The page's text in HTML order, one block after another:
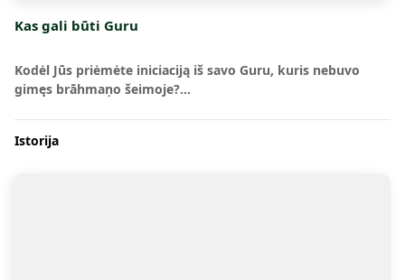
Kas gali būti Guru
Kodėl Jūs priėmėte iniciaciją iš savo Guru, kuris nebuvo
gimęs brāhmaṇo šeimoje?…
Istorija